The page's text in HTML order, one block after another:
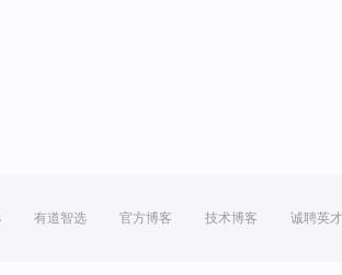
有道智选 官方博客 技术博客 诚聘英才